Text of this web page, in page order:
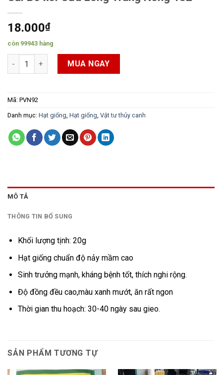
18.000₫
còn 99943 hàng
Cải Bó xôi Cửu Long Trang Nông 132 số lượng
MUA NGAY
Mã: PVN92
Danh mục: Hạt giống, Hạt giống, Vật tư thủy canh
MÔ TẢ
THÔNG TIN BỔ SUNG
Khối lượng tịnh: 20g
Hạt giống chuẩn độ nảy mầm cao
Sinh trưởng mạnh, kháng bệnh tốt, thích nghi rộng.
Độ đồng đều cao,màu xanh mướt, ăn rất ngon
Thời gian thu hoạch: 30-40 ngày sau gieo.
SẢN PHẨM TƯƠNG TỰ